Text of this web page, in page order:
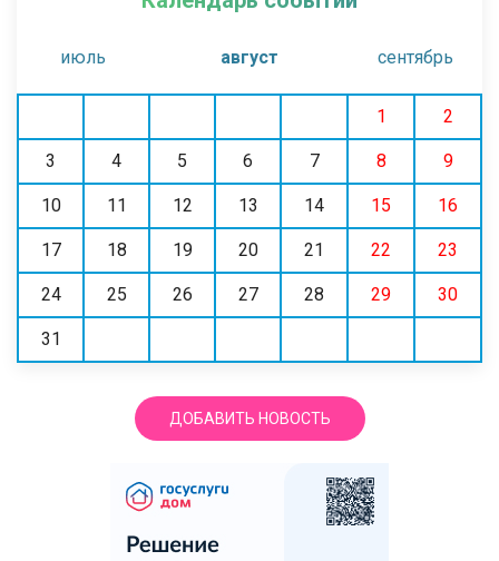
июль август сентябрь
1 2
3 4 5 6 7 8 9
10 11 12 13 14 15 16
17 18 19 20 21 22 23
24 25 26 27 28 29 30
31
ДОБАВИТЬ НОВОСТЬ